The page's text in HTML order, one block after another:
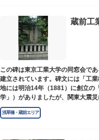
蔵前工
この碑は東京工業大学の同窓会で
建立されています。碑文には「工
地には明治14年（1881）に創立の
学」）がありましたが、関東大震
移転しました。
浅草橋・蔵前エリア